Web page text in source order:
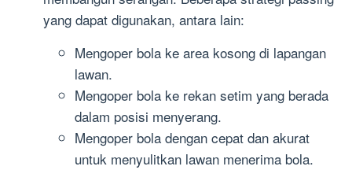
yang dapat digunakan, antara lain:
Mengoper bola ke area kosong di lapangan
lawan.
Mengoper bola ke rekan setim yang berada
dalam posisi menyerang.
Mengoper bola dengan cepat dan akurat
untuk menyulitkan lawan menerima bola.